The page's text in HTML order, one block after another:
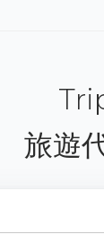
旅遊